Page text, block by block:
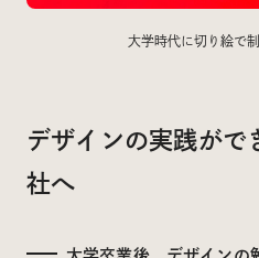
大学時代に切り絵で
デザインの実践がで
社へ